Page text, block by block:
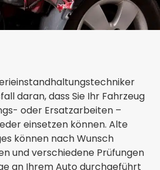
daran, dass Sie Ihr Fahrzeug
oder Ersatzarbeiten –
einsetzen können. Alte
können nach Wunsch
und verschiedene Prüfungen
an Ihrem Auto durchgeführt